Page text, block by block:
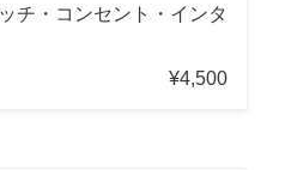
チ・コンセント・インタ
¥4,500